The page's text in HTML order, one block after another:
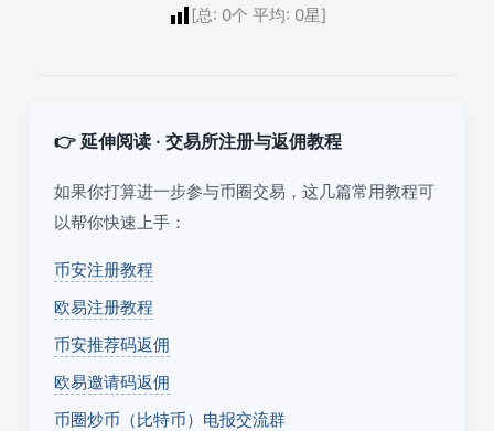
[总: 0个 平均: 0星]
👉 延伸阅读 · 交易所注册与返佣教程
如果你打算进一步参与币圈交易，这几篇常用教程可
以帮你快速上手：
币安注册教程
欧易注册教程
币安推荐码返佣
欧易邀请码返佣
币圈炒币（比特币）电报交流群